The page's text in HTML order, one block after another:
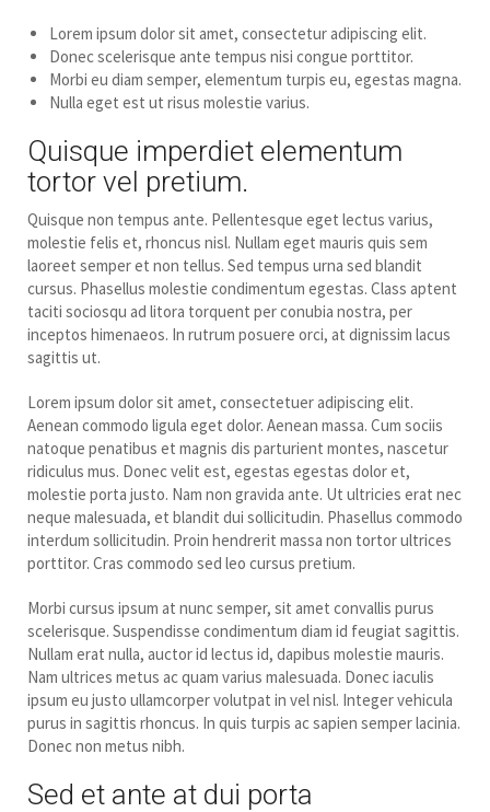
Lorem ipsum dolor sit amet, consectetur adipiscing elit.
Donec scelerisque ante tempus nisi congue porttitor.
Morbi eu diam semper, elementum turpis eu, egestas magna.
Nulla eget est ut risus molestie varius.
Quisque imperdiet elementum
tortor vel pretium.
Quisque non tempus ante. Pellentesque eget lectus varius,
molestie felis et, rhoncus nisl. Nullam eget mauris quis sem
laoreet semper et non tellus. Sed tempus urna sed blandit
cursus. Phasellus molestie condimentum egestas. Class aptent
taciti sociosqu ad litora torquent per conubia nostra, per
inceptos himenaeos. In rutrum posuere orci, at dignissim lacus
sagittis ut.
Lorem ipsum dolor sit amet, consectetuer adipiscing elit.
Aenean commodo ligula eget dolor. Aenean massa. Cum sociis
natoque penatibus et magnis dis parturient montes, nascetur
ridiculus mus. Donec velit est, egestas egestas dolor et,
molestie porta justo. Nam non gravida ante. Ut ultricies erat nec
neque malesuada, et blandit dui sollicitudin. Phasellus commodo
interdum sollicitudin. Proin hendrerit massa non tortor ultrices
porttitor. Cras commodo sed leo cursus pretium.
Morbi cursus ipsum at nunc semper, sit amet convallis purus
scelerisque. Suspendisse condimentum diam id feugiat sagittis.
Nullam erat nulla, auctor id lectus id, dapibus molestie mauris.
Nam ultrices metus ac quam varius malesuada. Donec iaculis
ipsum eu justo ullamcorper volutpat in vel nisl. Integer vehicula
purus in sagittis rhoncus. In quis turpis ac sapien semper lacinia.
Donec non metus nibh.
Sed et ante at dui porta